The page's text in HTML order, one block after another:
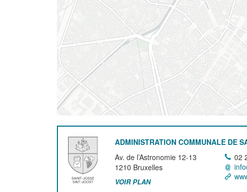
ADMINISTRATION COMMUNALE DE
Av. de l’Astronomie 12-13
1210 Bruxelles
VOIR PLAN
02